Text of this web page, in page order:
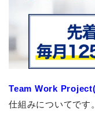
Team Work
仕組みについてです。